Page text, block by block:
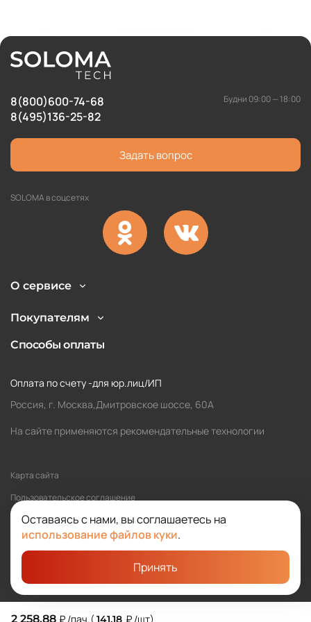
2 258,88 ₽ /пач. (141,18 ₽ /шт)
Оставаясь с нами, вы соглашаетесь на
использование файлов куки.
Принять
8(800)600-74-68
8(495)136-25-82
Будни 09:00 — 18:00
Задать вопрос
SOLOMA в соцсетях
О сервисе
Покупателям
Способы оплаты
Оплата по счету -для юр.лиц/ИП
Россия, г. Москва,Дмитровское шоссе, 60А
На сайте применяются рекомендательные технологии
Карта сайта
Политика обработки персональных данных
Пользовательское соглашение